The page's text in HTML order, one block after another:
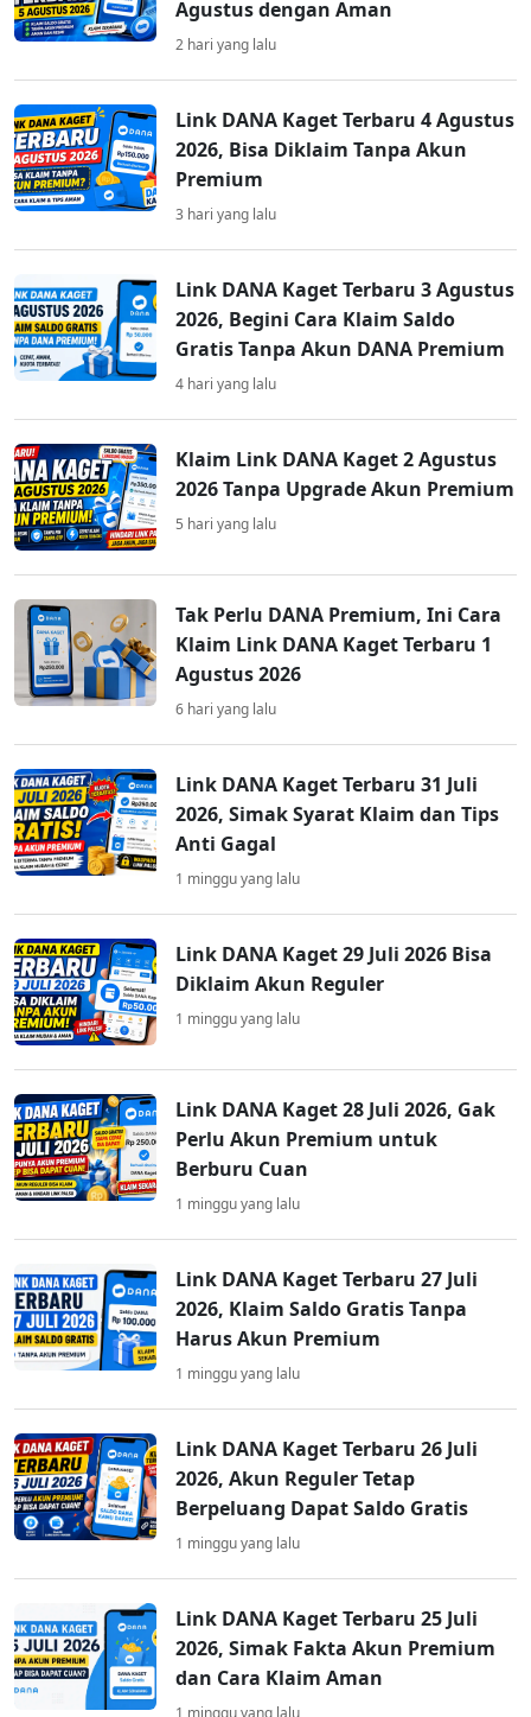
Agustus dengan Aman
2 hari yang lalu
Link DANA Kaget Terbaru 4 Agustus
2026, Bisa Diklaim Tanpa Akun
Premium
3 hari yang lalu
Link DANA Kaget Terbaru 3 Agustus
2026, Begini Cara Klaim Saldo
Gratis Tanpa Akun DANA Premium
4 hari yang lalu
Klaim Link DANA Kaget 2 Agustus
2026 Tanpa Upgrade Akun Premium
5 hari yang lalu
Tak Perlu DANA Premium, Ini Cara
Klaim Link DANA Kaget Terbaru 1
Agustus 2026
6 hari yang lalu
Link DANA Kaget Terbaru 31 Juli
2026, Simak Syarat Klaim dan Tips
Anti Gagal
1 minggu yang lalu
Link DANA Kaget 29 Juli 2026 Bisa
Diklaim Akun Reguler
1 minggu yang lalu
Link DANA Kaget 28 Juli 2026, Gak
Perlu Akun Premium untuk
Berburu Cuan
1 minggu yang lalu
Link DANA Kaget Terbaru 27 Juli
2026, Klaim Saldo Gratis Tanpa
Harus Akun Premium
1 minggu yang lalu
Link DANA Kaget Terbaru 26 Juli
2026, Akun Reguler Tetap
Berpeluang Dapat Saldo Gratis
1 minggu yang lalu
Link DANA Kaget Terbaru 25 Juli
2026, Simak Fakta Akun Premium
dan Cara Klaim Aman